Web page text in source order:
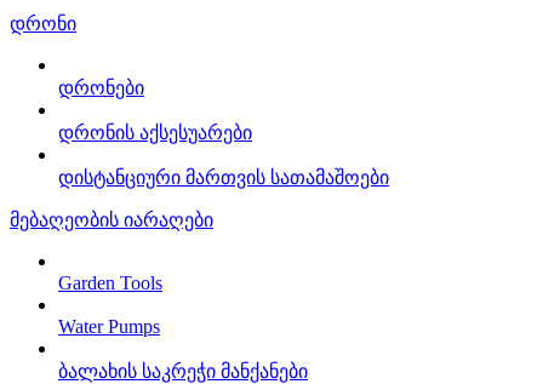
დრონი
დრონები
დრონის აქსესუარები
დისტანციური მართვის სათამაშოები
მებაღეობის იარაღები
Garden Tools
Water Pumps
ბალახის საკრეჭი მანქანები